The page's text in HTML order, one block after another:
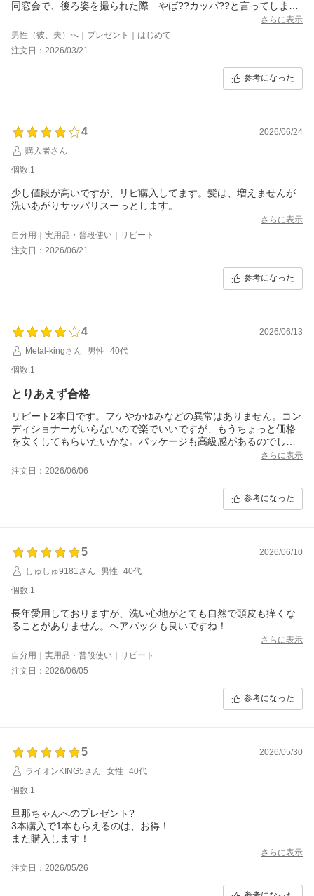
同窓会で、後ろ姿を撮られた際 やば??カッパ??と言ってしまっ
た私は、何か手段は無いかと調べて、このシャンプーに行き付き
ました。
使用し、2ヶ月後 何となく雰囲気変わったなぁーと思うと、薄く
見えていた部分が……何となく 毛が増えてる?? と感じました。
さらに表示
男性（彼、夫）へ｜プレゼント｜はじめて
注文日：2026/03/21
参考になった
4
2026/06/24
購入者さん
個数:1
少し値段が高いですが、リピ購入してます。髪は、増えませんが
洗いあがりサッパリスーっとします。
さらに表示
自分用｜実用品・普段使い｜リピート
注文日：2026/06/21
参考になった
4
2026/06/13
Metal-kingさん
男性
40代
個数:1
とりあえず合格
リピート2本目です。フケやかゆみなどの異常はありません。コン
ディショナーがいらないので楽でいいですが、もうちょっと価格
を安くしてもらいたいかな。パッケージも高級感があるのでしば
さらに表示
注文日：2026/06/06
参考になった
5
2026/06/10
しゅしゅ9181さん
男性
40代
個数:1
長年愛用しておりますが、洗い心地がとても自然で頭皮も痒くな
ることがありません。ヘアパックも良いですね！
さらに表示
自分用｜実用品・普段使い｜リピート
注文日：2026/06/05
参考になった
5
2026/05/30
ライオンKING5さん
女性
40代
個数:1
旦那ちゃんへのプレゼント?
3本購入で1本もらえるのは、お得！
また購入します！
さらに表示
注文日：2026/05/26